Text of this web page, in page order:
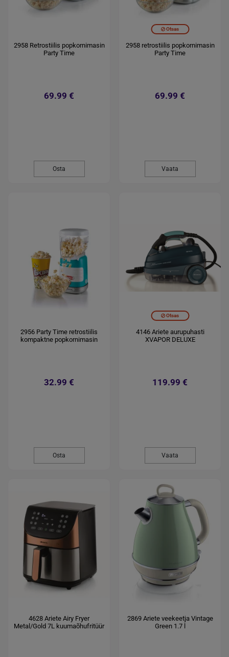
2958 Retrostiilis popkornimasin
Party Time
69.99 €
Osta
Otsas
2958 retrostiilis popkornimasin
Party Time
69.99 €
Vaata
2956 Party Time retrostiilis
kompaktne popkornimasin
32.99 €
Osta
Otsas
4146 Ariete aurupuhasti
XVAPOR DELUXE
119.99 €
Vaata
4628 Ariete Airy Fryer
Metal/Gold 7L kuumaõhufritüür
2869 Ariete veekeetja Vintage
Green 1.7 l